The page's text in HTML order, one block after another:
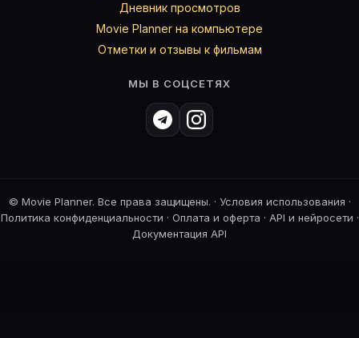
Дневник просмотров
Movie Planner на компьютере
Отметки и отзывы к фильмам
МЫ В СОЦСЕТЯХ
© Movie Planner. Все права защищены. · Условия использования ·
Политика конфиденциальности · Оплата и оферта · API и нейросети ·
Документация API